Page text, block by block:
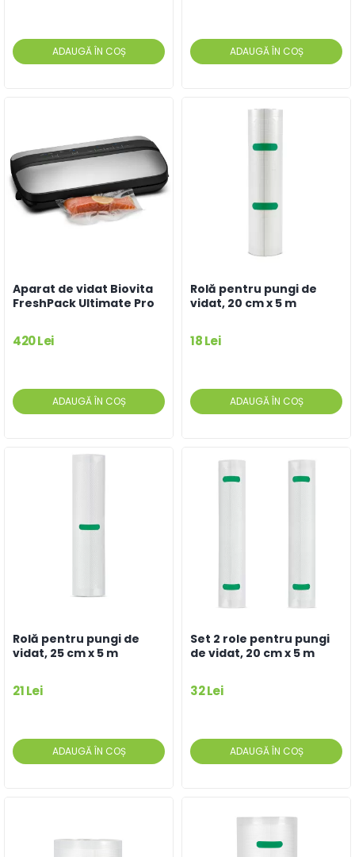
ADAUGĂ ÎN COȘ ADAUGĂ ÎN COȘ
Aparat de vidat Biovita
FreshPack Ultimate Pro
420 Lei
ADAUGĂ ÎN COȘ
Rolă pentru pungi de
vidat, 20 cm x 5 m
18 Lei
ADAUGĂ ÎN COȘ
Rolă pentru pungi de
vidat, 25 cm x 5 m
21 Lei
ADAUGĂ ÎN COȘ
Set 2 role pentru pungi
de vidat, 20 cm x 5 m
32 Lei
ADAUGĂ ÎN COȘ